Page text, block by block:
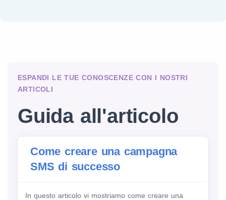
ESPANDI LE TUE CONOSCENZE CON I NOSTRI
ARTICOLI
Guida all'articolo
Come creare una campagna
SMS di successo
In questo articolo vi mostriamo come creare una